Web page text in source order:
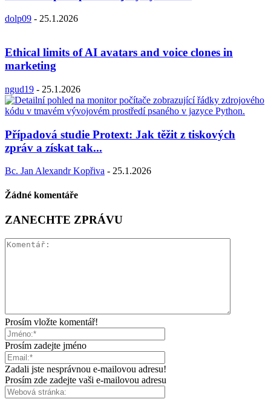
dolp09 - 25.1.2026
Ethical limits of AI avatars and voice clones in
marketing
ngud19 - 25.1.2026
Případová studie Protext: Jak těžit z tiskových
zpráv a získat tak...
Bc. Jan Alexandr Kopřiva - 25.1.2026
Žádné komentáře
ZANECHTE ZPRÁVU
Prosím vložte komentář!
Prosím zadejte jméno
Zadali jste nesprávnou e-mailovou adresu!
Prosím zde zadejte vaši e-mailovou adresu